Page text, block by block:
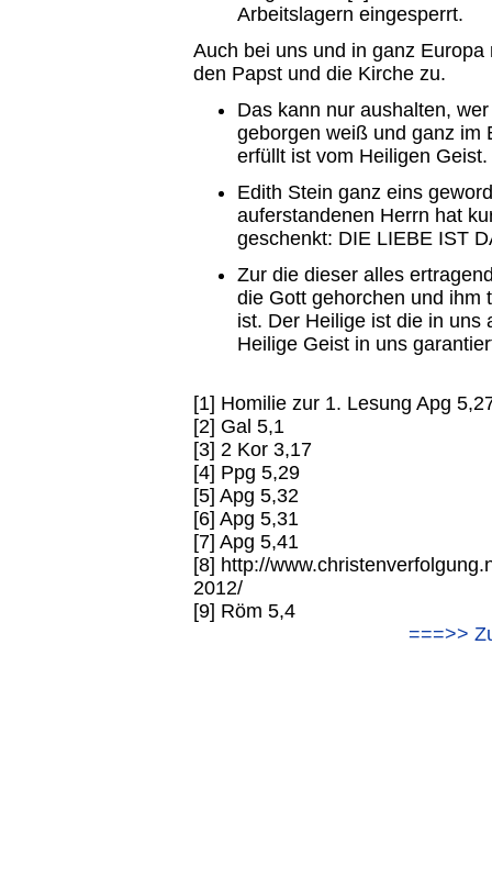
Arbeitslagern eingesperrt.
Auch bei uns und in ganz
den Papst und die Kirche zu.
Das kann nur aushalten,
geborgen weiß und ganz im
erfüllt ist vom Heiligen Geist.
Edith Stein ganz eins
auferstandenen Herrn hat
geschenkt: DIE LIEBE IST
Zur die dieser alles
die Gott gehorchen und ihm
ist. Der Heilige ist die in uns
Heilige Geist in uns
[1] Homilie zur 1. Lesung Apg
[2] Gal 5,1
[3] 2 Kor 3,17
[4] Ppg 5,29
[5] Apg 5,32
[6] Apg 5,31
[7] Apg 5,41
[8] http://
2012/
[9] Röm 5,4
===>>